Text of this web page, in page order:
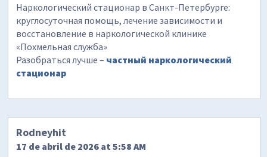
Наркологический стационар в Санкт-Петербурге:
круглосуточная помощь, лечение зависимости и
восстановление в наркологической клинике
«Похмельная служба»
Разобраться лучше – частный наркологический
стационар
Rodneyhit
17 de abril de 2026 at 5:58 AM